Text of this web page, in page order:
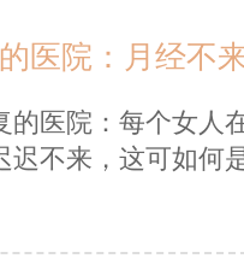
医院：月经不
医院：每个女人
迟不来，这可如何